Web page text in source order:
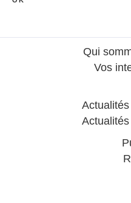
Qui
Vos